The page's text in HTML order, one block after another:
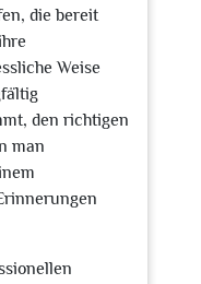
die bereit
Weise
den richtigen
man